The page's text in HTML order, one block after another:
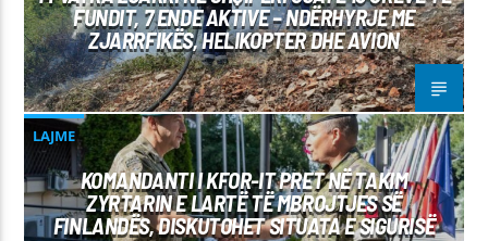
FUNDIT, 7 ENDE AKTIVE – NDËRHYRJE ME
ZJARRFIKËS, HELIKOPTER DHE AVION
LAJME
KOMANDANTI I KFOR-IT PRET NË TAKIM
ZYRTARIN E LARTË TË MBROJTJES SË
FINLANDËS, DISKUTOHET SITUATA E SIGURISË